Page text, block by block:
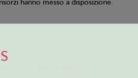
hanno messo a disposizione.